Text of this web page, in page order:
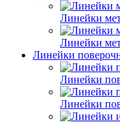
Линейки
Линейки
Линейки
Линейки
Линейки